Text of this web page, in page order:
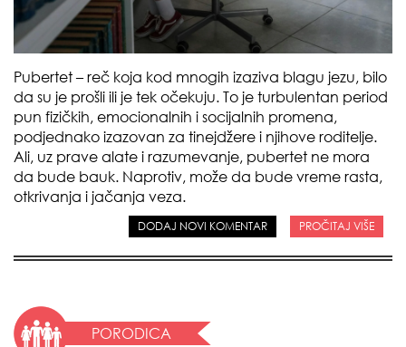
Pubertet – reč koja kod mnogih izaziva blagu jezu, bilo
da su je prošli ili je tek očekuju. To je turbulentan period
pun fizičkih, emocionalnih i socijalnih promena,
podjednako izazovan za tinejdžere i njihove roditelje.
Ali, uz prave alate i razumevanje, pubertet ne mora
da bude bauk. Naprotiv, može da bude vreme rasta,
otkrivanja i jačanja veza.
DODAJ NOVI KOMENTAR PROČITAJ VIŠE
PORODICA